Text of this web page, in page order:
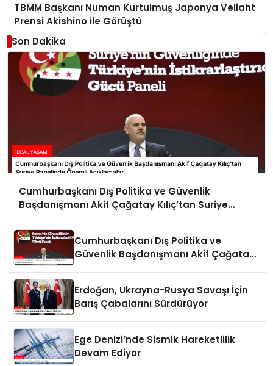
TBMM Başkanı Numan Kurtulmuş Japonya Veliaht
Prensi Akishino ile Görüştü
Son Dakika
Cumhurbaşkanı Dış Politika ve Güvenlik
Başdanışmanı Akif Çağatay Kılıç’tan Suriye
Cumhurbaşkanı Dış Politika ve
Güvenlik Başdanışmanı Akif Çağatay
Erdoğan, Ukrayna-Rusya Savaşı İçin
Barış Çabalarını Sürdürüyor
Ege Denizi’nde Sismik Hareketlilik
Devam Ediyor